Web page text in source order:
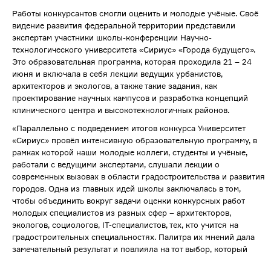
Работы конкурсантов смогли оценить и молодые учёные. Своё
видение развития федеральной территории представили
экспертам участники школы-конференции Научно-
технологического университета «Сириус» «Города будущего».
Это образовательная программа, которая проходила 21 – 24
июня и включала в себя лекции ведущих урбанистов,
архитекторов и экологов, а также такие задания, как
проектирование научных кампусов и разработка концепций
клинического центра и высокотехнологичных районов.
«Параллельно с подведением итогов конкурса Университет
«Сириус» провёл интенсивную образовательную программу, в
рамках которой наши молодые коллеги, студенты и учёные,
работали с ведущими экспертами, слушали лекции о
современных вызовах в области градостроительства и развития
городов. Одна из главных идей школы заключалась в том,
чтобы объединить вокруг задачи оценки конкурсных работ
молодых специалистов из разных сфер – архитекторов,
экологов, социологов, IT-специалистов, тех, кто учится на
градостроительных специальностях. Палитра их мнений дала
замечательный результат и повлияла на тот выбор, который